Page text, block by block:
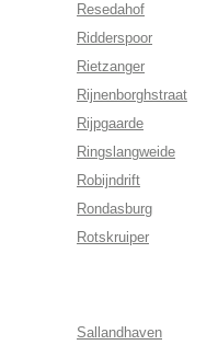
Resedahof
Ridderspoor
Rietzanger
Rijnenborghstraat
Rijpgaarde
Ringslangweide
Robijndrift
Rondasburg
Rotskruiper
Sallandhaven